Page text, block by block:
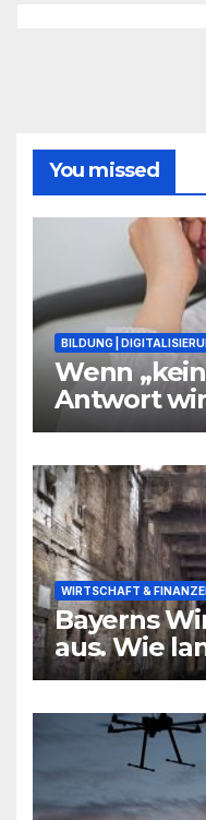
You missed
BILDUNG |
Wenn
Antwort
WIRTSCHAFT &
Bayerns
aus. Wie
können wir
noch